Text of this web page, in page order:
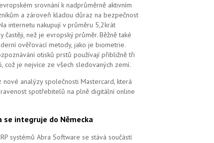
srovnání k nadprůměrně aktivním
a zároveň kladou důraz na bezpečnost
internetu nakupují v průměru 5,2krát
častěji, než je evropský průměr. Běžně také
ověřovací metody, jako je biometrie.
otisků prstů používají přibližně tři
což je nejvíce ze všech sledovaných zemí.
nové analýzy společnosti Mastercard, která
spotřebitelů na plně digitální online
se integruje do Německa
systémů Abra Software se stává součástí